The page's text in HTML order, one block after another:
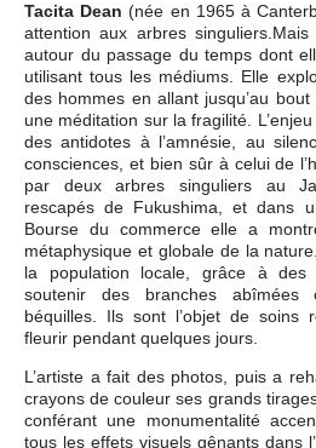
Tacita Dean (née en 1965 à
attention aux arbres
autour du passage du temps dont
utilisant tous les médiums. Elle
des hommes en allant jusqu’au
une méditation sur la fragilité.
des antidotes à l’amnésie, au
consciences, et bien sûr à celui de
par deux arbres singuliers au
rescapés de Fukushima, et dans
Bourse du commerce elle a
métaphysique et globale de la
la population locale, grâce à
soutenir des branches
béquilles. Ils sont l’objet de soins
fleurir pendant quelques jours.
L’artiste a fait des photos, puis a
crayons de couleur ses grands
conférant une monumentalité
tous les effets visuels gênants dans